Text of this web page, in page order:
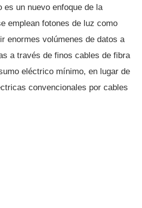
es un nuevo enfoque de la
emplean fotones de luz como
enormes volúmenes de datos a
a través de finos cables de fibra
eléctrico mí­nimo, en lugar de
convencionales por cables